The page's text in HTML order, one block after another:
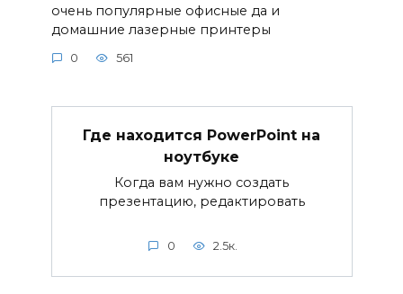
очень популярные офисные да и
домашние лазерные принтеры
0 561
Где находится PowerPoint на
ноутбуке
Когда вам нужно создать
презентацию, редактировать
0 2.5к.